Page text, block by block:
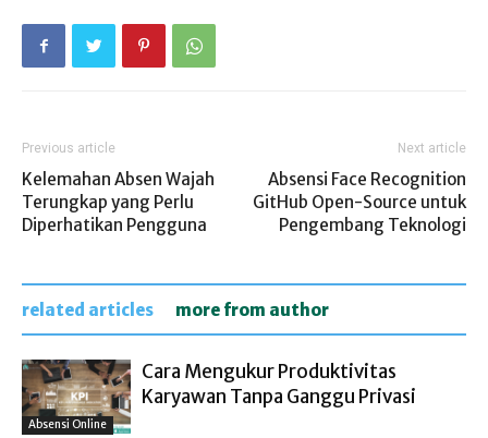
Previous article
Kelemahan Absen Wajah
Terungkap yang Perlu
Diperhatikan Pengguna
Next article
Absensi Face Recognition
GitHub Open-Source untuk
Pengembang Teknologi
related articles more from author
Absensi Online
Cara Mengukur Produktivitas
Karyawan Tanpa Ganggu Privasi